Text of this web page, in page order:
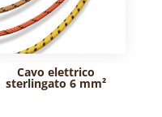
Cavo elettrico
sterlingato 6 mm²